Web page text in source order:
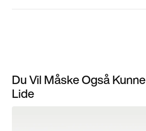
Du Vil Måske Også Kunne
Lide